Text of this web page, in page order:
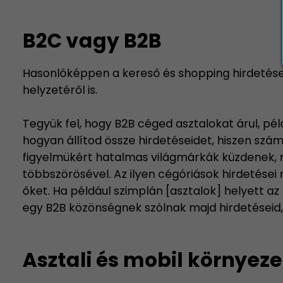
B2C vagy B2B
Hasonlóképpen a kereső és shopping
helyzetéről is.
Tegyük fel, hogy B2B céged asztalokat árul,
hogyan állítod össze hirdetéseidet, hiszen
figyelmükért hatalmas világmárkák
többszörösével. Az ilyen cégóriások
őket. Ha például szimplán [asztalok] helyett
egy B2B közönségnek szólnak majd
Asztali és mobil